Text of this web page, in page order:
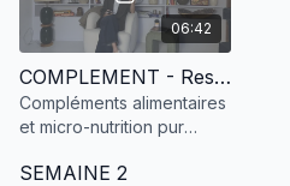
06:42
COMPLEMENT - Restaurer la flore intestinale
Compléments alimentaires
et micro-nutrition pur
et ta vitalité générale.
SEMAINE 2